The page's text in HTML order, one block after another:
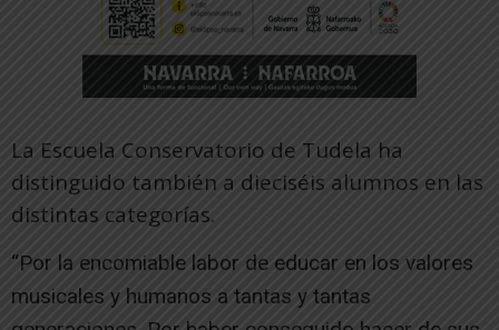
La Escuela Conservatorio de Tudela ha
distinguido también a dieciséis alumnos en las
distintas categorías.
“Por la encomiable labor de educar en los valores
musicales y humanos a tantas y tantas